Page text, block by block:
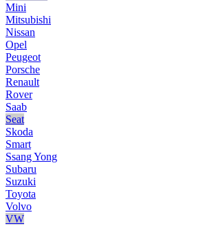
Mini
Mitsubishi
Nissan
Opel
Peugeot
Porsche
Renault
Rover
Saab
Seat
Skoda
Smart
Ssang Yong
Subaru
Suzuki
Toyota
Volvo
VW